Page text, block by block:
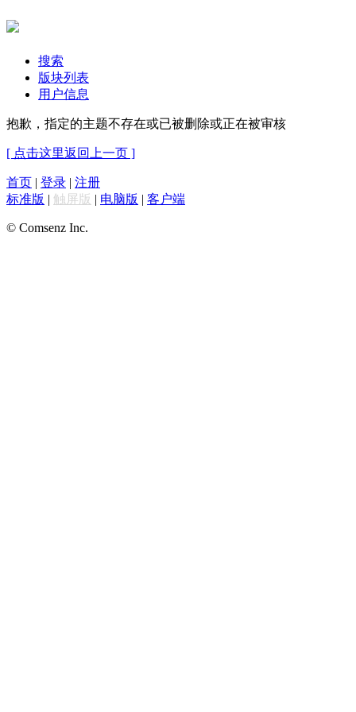
搜索
版块列表
用户信息
抱歉，指定的主题不存在或已被删除或正在被审核
[ 点击这里返回上一页 ]
首页 | 登录 | 注册
标准版 | 触屏版 | 电脑版 | 客户端
© Comsenz Inc.